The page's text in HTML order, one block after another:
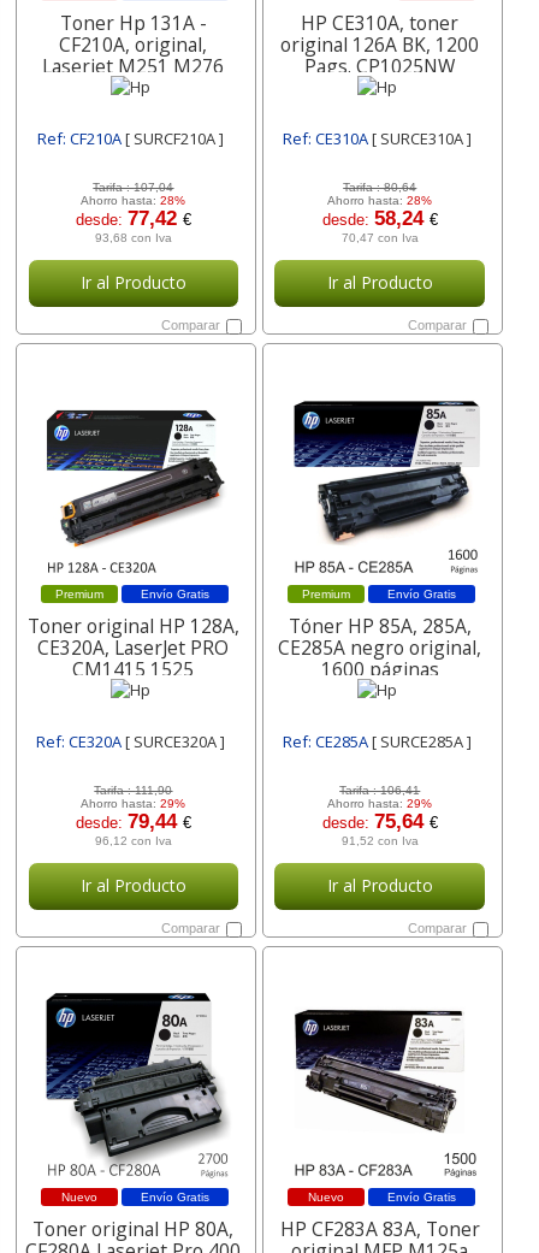
Toner Hp 131A -
CF210A, original,
Laserjet M251 M276
Ref: CF210A[ SURCF210A ]
Tarifa :107,04
Ahorro hasta:28%
desde: 77,42 €
93,68 con Iva
Ir al Producto
Comparar
HP CE310A, toner
original 126A BK, 1200
Pags. CP1025NW
Ref: CE310A[ SURCE310A ]
Tarifa :80,64
Ahorro hasta:28%
desde: 58,24 €
70,47 con Iva
Ir al Producto
Comparar
Envío Gratis
Premium
Toner original HP 128A,
CE320A, LaserJet PRO
CM1415 1525
Ref: CE320A[ SURCE320A ]
Tarifa :111,90
Ahorro hasta:29%
desde: 79,44 €
96,12 con Iva
Ir al Producto
Comparar
Envío Gratis
Premium
Tóner HP 85A, 285A,
CE285A negro original,
1600 páginas
Ref: CE285A[ SURCE285A ]
Tarifa :106,41
Ahorro hasta:29%
desde: 75,64 €
91,52 con Iva
Ir al Producto
Comparar
Envío Gratis
Nuevo
Toner original HP 80A,
Envío Gratis
Nuevo
HP CF283A 83A, Toner